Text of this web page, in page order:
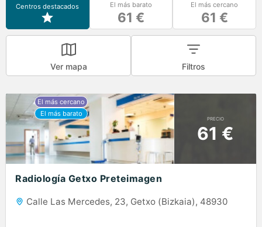
Centros destacados El más barato
61 €
El más cercano
61 €
Ver mapa Filtros
PRECIO
61 €
Radiología Getxo Preteimagen
Calle Las Mercedes, 23, Getxo (Bizkaia), 48930